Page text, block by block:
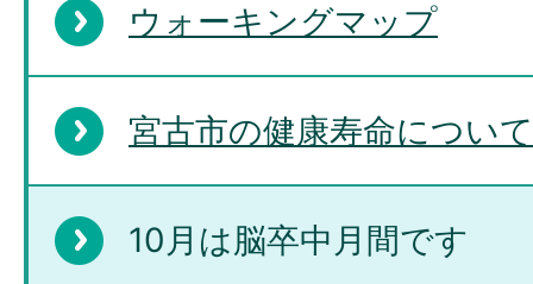
ウォーキングマップ
宮古市の健康寿命について
10月は脳卒中月間です